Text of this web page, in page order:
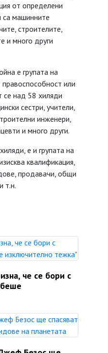
от определени
машинните
строителите,
и много други
е групата на
или
се над 58 хиляди
сестри, учители,
инженери,
и много други.
е и групата на
квалификация,
продавачи, общи
т.н.
че се бори с
беше